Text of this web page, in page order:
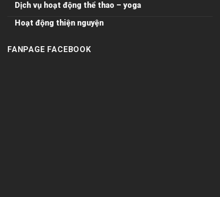
Dịch vụ hoạt động thể thao – yoga
Hoạt động thiện nguyện
FANPAGE FACEBOOK